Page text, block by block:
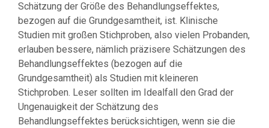
Schätzung der Größe des Behandlungseffektes,
bezogen auf die Grundgesamtheit, ist. Klinische
Studien mit großen Stichproben, also vielen Probanden,
erlauben bessere, nämlich präzisere Schätzungen des
Behandlungseffektes (bezogen auf die
Grundgesamtheit) als Studien mit kleineren
Stichproben. Leser sollten im Idealfall den Grad der
Ungenauigkeit der Schätzung des
Behandlungseffektes berücksichtigen, wenn sie die